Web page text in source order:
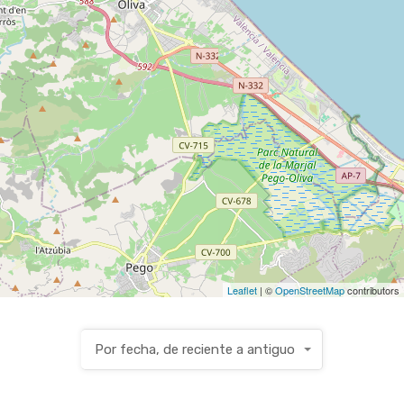
Leaflet | ©OpenStreetMapcontributors
Por fecha, de reciente a antiguo